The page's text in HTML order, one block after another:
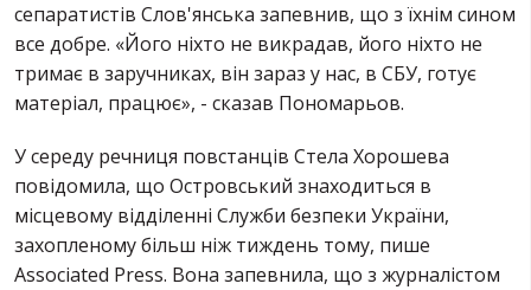
сепаратистів Слов'янська запевнив, що з їхнім сином
все добре. «Його ніхто не викрадав, його ніхто не
тримає в заручниках, він зараз у нас, в СБУ, готує
матеріал, працює», - сказав Пономарьов.
У середу речниця повстанців Стела Хорошева
повідомила, що Островський знаходиться в
місцевому відділенні Служби безпеки України,
захопленому більш ніж тиждень тому, пише
Associated Press. Вона запевнила, що з журналістом